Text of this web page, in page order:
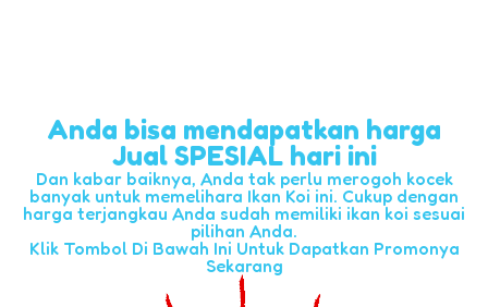
Anda bisa mendapatkan harga
Jual SPESIAL hari ini
Dan kabar baiknya, Anda tak perlu merogoh kocek
banyak untuk memelihara Ikan Koi ini. Cukup dengan
harga terjangkau Anda sudah memiliki ikan koi sesuai
pilihan Anda.
Klik Tombol Di Bawah Ini Untuk Dapatkan Promonya
Sekarang